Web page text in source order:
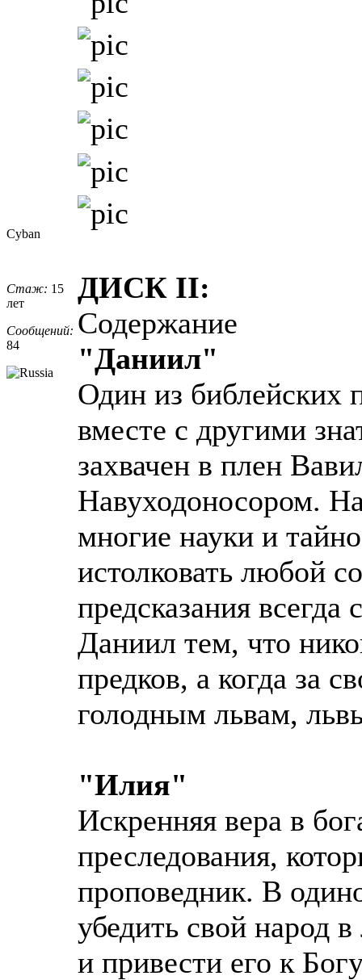
Cyban
Стаж: 15
лет
Сообщений:
84
ДИСК II:
Содержание
"Даниил"
Один из
вместе с другими
захвачен в плен
Навуходоносором.
многие науки и
истолковать любой
предсказания
Даниил тем, что
предков, а когда за
голодным львам,
"Илия"
Искренняя вера в
преследования,
проповедник. В
убедить свой народ
и привести его к